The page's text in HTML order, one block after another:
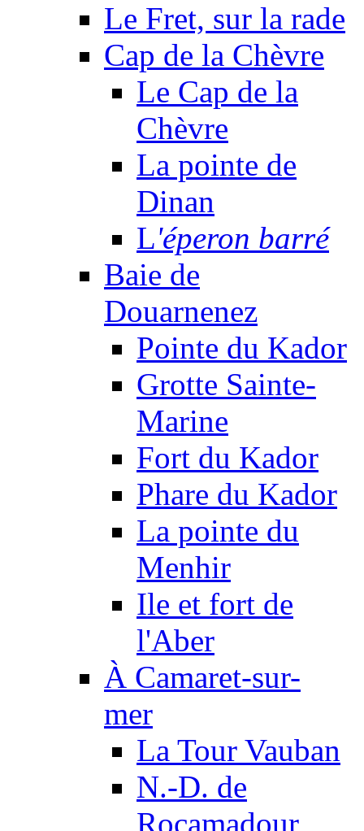
Le Fret, sur la rade
Cap de la Chèvre
Le Cap de la
Chèvre
La pointe de
Dinan
L'éperon barré
Baie de
Douarnenez
Pointe du Kador
Grotte Sainte-
Marine
Fort du Kador
Phare du Kador
La pointe du
Menhir
Ile et fort de
l'Aber
À Camaret-sur-
mer
La Tour Vauban
N.-D. de
Rocamadour